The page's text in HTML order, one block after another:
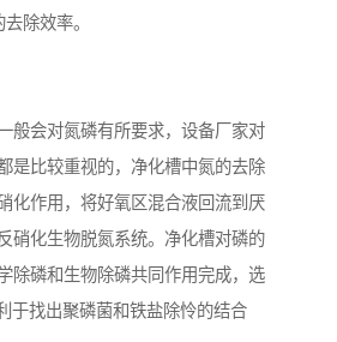
除效率。
般会对氮磷有所要求，设备厂家对
是比较重视的，净化槽中氮的去除
化作用，将好氧区混合液回流到厌
硝化生物脱氮系统。净化槽对磷的
除磷和生物除磷共同作用完成，选
于找出聚磷菌和铁盐除怜的结合